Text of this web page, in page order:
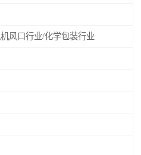
风口行业/化学包装行业